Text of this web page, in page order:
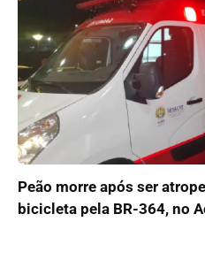
Peão morre após ser
bicicleta pela BR-364, no